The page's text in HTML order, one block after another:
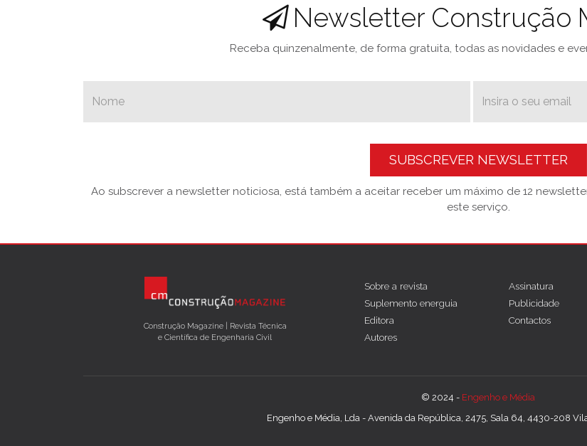
Newsletter Construção
Receba quinzenalmente, de forma gratuita, todas as novidades e
SUBSCREVER NEWSLETTER
Ao subscrever a newsletter noticiosa, está também a aceitar receber um máximo de 12
este serviço.
Construção Magazine | Revista Técnica
e Científica de Engenharia Civil
Sobre a revista
Suplemento energuia
Editora
Autores
Assinatura
Publicidade
Contactos
© 2024 - Engenho e Média
Engenho e Média, Lda - Avenida da República, 2475, Sala 64, 4430-208